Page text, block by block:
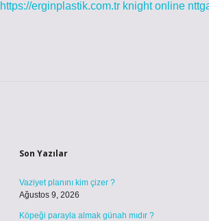
https://erginplastik.com.tr knight online
Son Yazılar
Vaziyet planını kim çizer ?
Ağustos 9, 2026
Köpeği parayla almak günah mıdır ?